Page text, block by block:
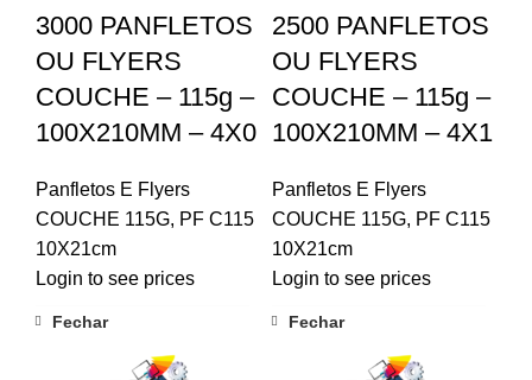
3000 PANFLETOS
OU FLYERS
COUCHE – 115g –
100X210MM – 4X0
Panfletos E Flyers
COUCHE 115G, PF C115
10X21cm
Login to see prices
2500 PANFLETOS
OU FLYERS
COUCHE – 115g –
100X210MM – 4X1
Panfletos E Flyers
COUCHE 115G, PF C115
10X21cm
Login to see prices
Fechar Fechar